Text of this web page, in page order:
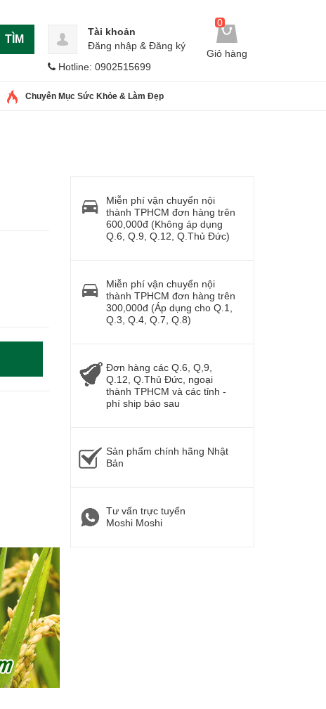
TÌM
0
Giỏ hàng
Tài khoản
Đăng nhập & Đăng ký
Hotline: 0902515699
Chuyên Mục Sức Khỏe & Làm Đẹp
Miễn phí vận chuyển nội
thành TPHCM đơn hàng trên
600,000đ (Không áp dụng
Q.6, Q.9, Q.12, Q.Thủ Đức)
Miễn phí vận chuyển nội
thành TPHCM đơn hàng trên
300,000đ (Áp dụng cho Q.1,
Q.3, Q.4, Q.7, Q.8)
Đơn hàng các Q.6, Q,9,
Q.12, Q.Thủ Đức, ngoại
thành TPHCM và các tỉnh -
phí ship báo sau
Sản phẩm chính hãng Nhật
Bản
Tư vấn trực tuyến
Moshi Moshi